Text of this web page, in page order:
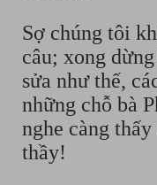
Sợ chúng tôi
câu; xong
sửa như thế,
những chỗ bà
nghe càng
thầy!